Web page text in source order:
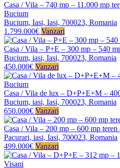
Casa / Vila – 740 mp – 11.000 mp
Bucium
Bucium, Iasi, Iasi, 700023, Romania
1.799.000€ Vanzari
Casa / Vila – P+E – 300 mp – 540
Bucium, iasi, Iasi, 700023, Romania
450.000€ Vanzari
Casa / Vila de lux – D+P+E+M –
Bucium, iasi, Iasi, 700023, Romania
650.000€ Vanzari
Casa / Vila – 200 mp – 600 mp
Pacurari, iasi, Iasi, 700023, Romania
499.000€ Vanzari